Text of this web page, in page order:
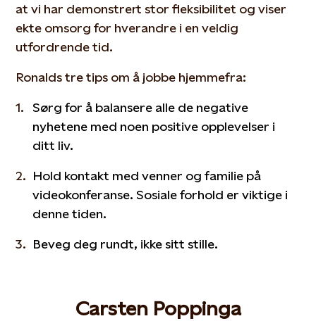
at vi har demonstrert stor fleksibilitet og viser
ekte omsorg for hverandre i en veldig
utfordrende tid.
Ronalds tre tips om å jobbe hjemmefra:
Sørg for å balansere alle de negative
nyhetene med noen positive opplevelser i
ditt liv.
Hold kontakt med venner og familie på
videokonferanse. Sosiale forhold er viktige i
denne tiden.
Beveg deg rundt, ikke sitt stille.
Carsten Poppinga